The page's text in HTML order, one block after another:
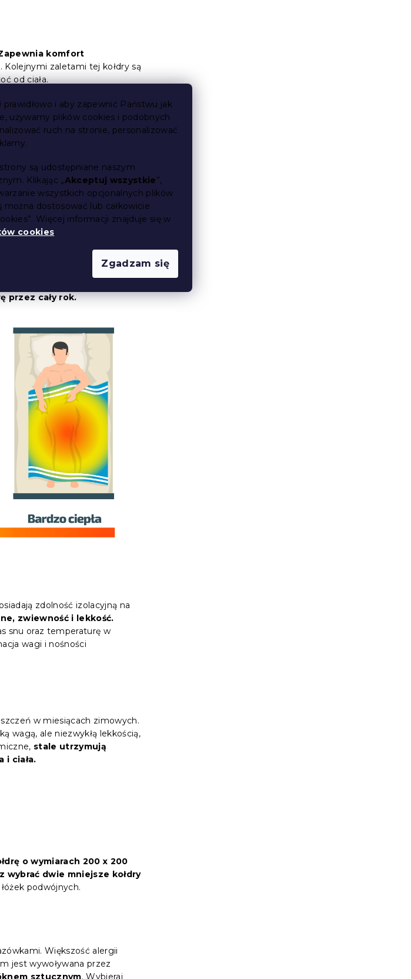
i aby zapewnić Państwu jak
używamy plików cookies i podobnych
ruch na stronie, personalizować
są udostępniane naszym
Klikając „Akceptuj wszystkie”,
wszystkich opcjonalnych plików
można dostosować lub całkowicie
Więcej informacji znajduje się w
cookies.
Zgadzam się
komfort
Kolejnymi zaletami tej kołdry są
od ciała.
włókien poliestrowych jest
i nie ugniata się.
kołder
w małych
400 g/m2. Niższa wartość
wyższa waga jest nieco
przez cały rok.
zdolność izolacyjną na
zwiewność i lekkość.
snu oraz temperaturę w
wagi i nośności
w miesiącach zimowych.
wagą, ale niezwykłą lekkością,
stale utrzymują
i ciała.
o wymiarach 200 x 200
wybrać dwie mniejsze kołdry
podwójnych.
Większość alergii
jest wywoływana przez
sztucznym. Wybieraj